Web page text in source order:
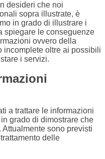
desideri che noi
sopra illustrate, è
in grado di illustrare i
spiegare le conseguenze
ovvero della
incomplete oltre ai possibili
i servizi.
a trattare le informazioni
grado di dimostrare che
sono previsti
delle